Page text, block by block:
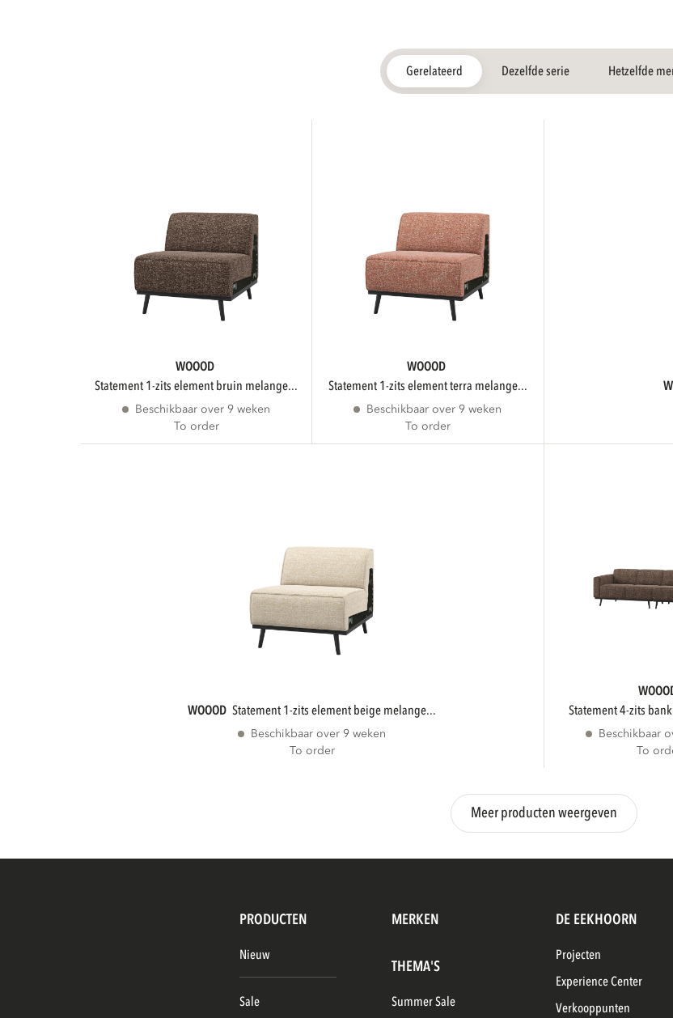
Gerelateerd Dezelfde serie Hetzelfde
WOOOD
statement 1-zits element bruin melange...
Beschikbaar over 9 weken
To order
WOOOD
statement 1-zits element terra melange...
Beschikbaar over 9 weken
To order
WOOOD statement 1-zits element beige melange...
Beschikbaar over 9 weken
To order
statement 4-zits
Beschikbaar
To
Meer producten weergeven
PRODUCTEN MERKEN
Nieuw
Sale
THEMA'S
Summer Sale
DE EEKHOORN
Projecten
Experience Center
Verkooppunten